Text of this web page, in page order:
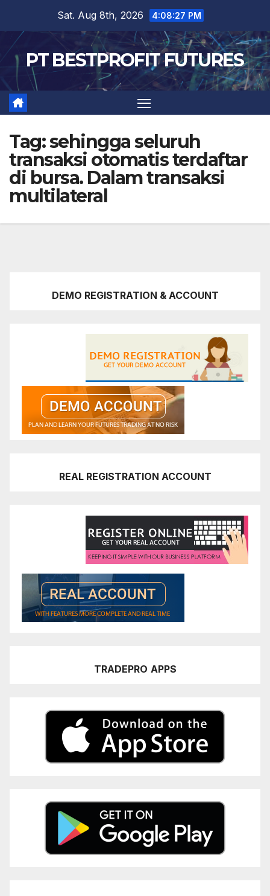
content
Sat. Aug 8th, 2026 4:08:28 PM
PT BESTPROFIT FUTURES
Tag:sehingga seluruh
transaksi otomatis terdaftar
di bursa. Dalam transaksi
multilateral
DEMO REGISTRATION & ACCOUNT
REAL REGISTRATION ACCOUNT
TRADEPRO APPS